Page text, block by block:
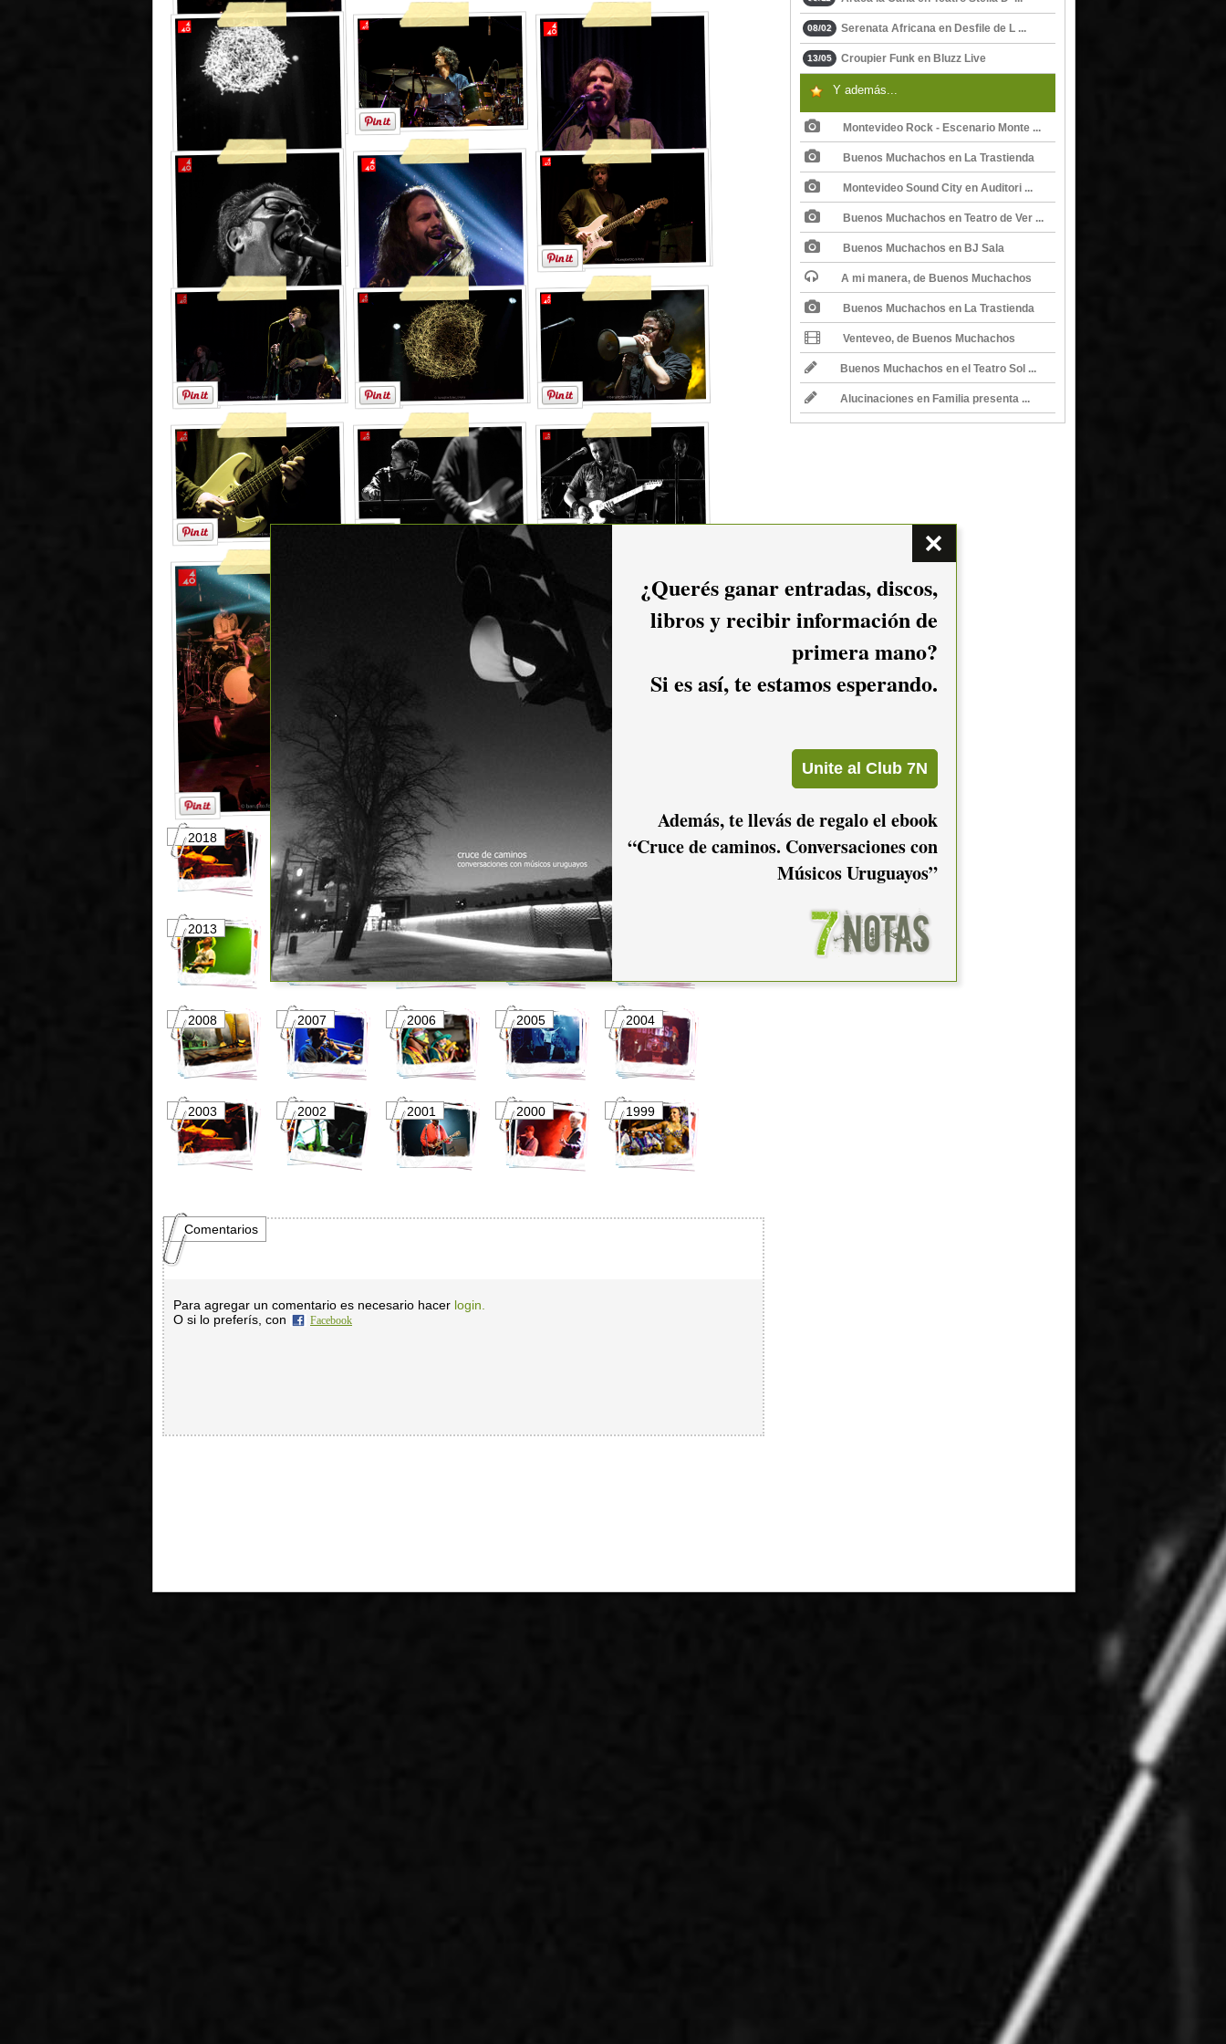
2018 2017 2016 2014
2013 2012 2011 2010
2008 2007 2006 2005 2004
2003 2002 2001 2000 1999
Comentarios
Para agregar un comentario es necesario hacer login.
O si lo preferís, con
Facebook
08/02 Serenata Africana en Desfile de L ...
13/05 Croupier Funk en Bluzz Live
Y además...
Montevideo Rock - Escenario Monte ...
Buenos Muchachos en La Trastienda
Montevideo Sound City en Auditori ...
Buenos Muchachos en Teatro de Ver ...
Buenos Muchachos en BJ Sala
A mi manera, de Buenos Muchachos
Buenos Muchachos en La Trastienda
Venteveo, de Buenos Muchachos
Buenos Muchachos en el Teatro Sol ...
Alucinaciones en Familia presenta ...
¿Querés ganar entradas, discos,
libros y recibir información de
primera mano?
Si es así, te estamos esperando.
Además, te llevás de regalo el ebook
“Cruce de caminos. Conversaciones con
Músicos Uruguayos”